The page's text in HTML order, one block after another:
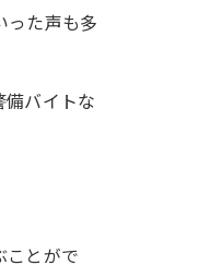
った声も多
バイトな
ことがで